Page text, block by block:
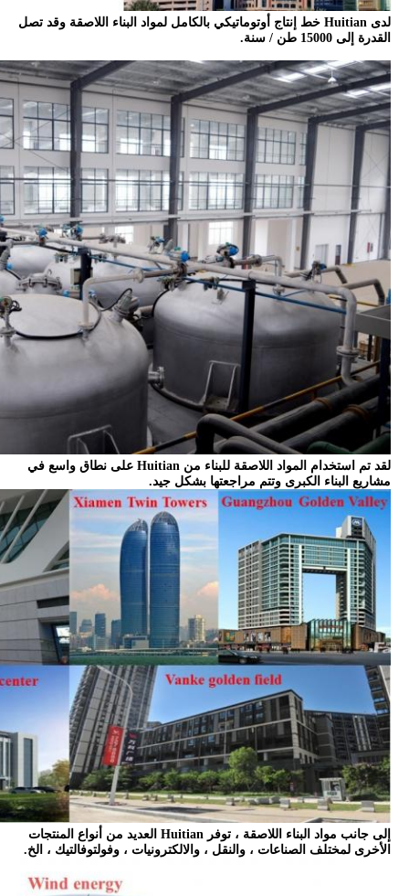
لدى Huitian خط إنتاج أوتوماتيكي بالكامل لمواد البناء اللاصقة وقد تصل
القدرة إلى 15000 طن / سنة.
لقد تم استخدام المواد اللاصقة للبناء من Huitian على نطاق واسع في
مشاريع البناء الكبرى وتتم مراجعتها بشكل جيد.
إلى جانب مواد البناء اللاصقة ، توفر Huitian العديد من أنواع المنتجات
الأخرى لمختلف الصناعات ، والنقل ، والالكترونيات ، وفولتوفالتيك ، الخ.